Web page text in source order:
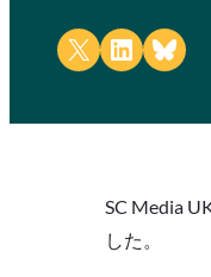
Share on X Share on LinkedIn
Share on
SC Media
した。